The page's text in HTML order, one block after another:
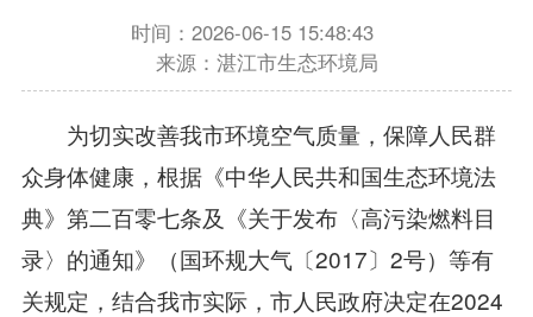
时间：2026-06-15 15:48:43
来源：湛江市生态环境局
为切实改善我市环境空气质量，保障人民群
众身体健康，根据《中华人民共和国生态环境法
典》第二百零七条及《关于发布〈高污染燃料目
录〉的通知》（国环规大气〔2017〕2号）等有
关规定，结合我市实际，市人民政府决定在2024